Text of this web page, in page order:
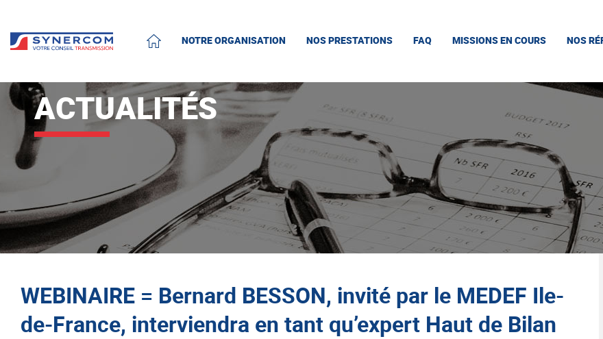
ACCUEIL
NOTRE ORGANISATION NOS PRESTATIONS FAQ MISSIONS EN COURS NOS
ACTUALITÉS
WEBINAIRE = Bernard BESSON, invité par le MEDEF Ile-
de-France, interviendra en tant qu’expert Haut de Bilan